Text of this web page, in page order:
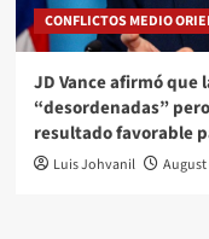
CONFLICTOS MEDIO
JD Vance afirmó que
“desordenadas”
resultado favorable
Luis Johvanil August